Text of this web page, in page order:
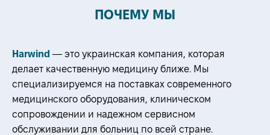
ПОЧЕМУ МЫ
Harwind — это украинская компания, которая
делает качественную медицину ближе. Мы
специализируемся на поставках современного
медицинского оборудования, клиническом
сопровождении и надежном сервисном
обслуживании для больниц по всей стране.